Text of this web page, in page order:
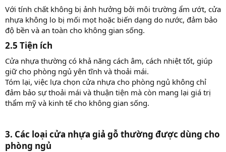
Với tính chất không bị ảnh hưởng bởi môi trường ẩm ướt, cửa
nhựa không lo bị mối mọt hoặc biến dạng do nước, đảm bảo
độ bền và an toàn cho không gian sống.
2.5 Tiện ích
Cửa nhựa thường có khả năng cách âm, cách nhiệt tốt, giúp
giữ cho phòng ngủ yên tĩnh và thoải mái.
Tóm lại, việc lựa chọn cửa nhựa cho phòng ngủ không chỉ
đảm bảo sự thoải mái và thuận tiện mà còn mang lại giá trị
thẩm mỹ và kinh tế cho không gian sống.
3. Các loại cửa nhựa giả gỗ thường được dùng cho
phòng ngủ